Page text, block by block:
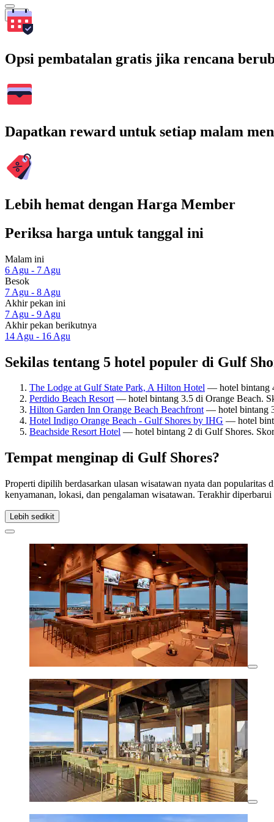
Cari
Opsi pembatalan gratis jika rencana
Dapatkan reward untuk setiap malam
Lebih hemat dengan Harga Member
Periksa harga untuk tanggal ini
Malam ini
6 Agu - 7 Agu
Besok
7 Agu - 8 Agu
Akhir pekan ini
7 Agu - 9 Agu
Akhir pekan berikutnya
14 Agu - 16 Agu
Sekilas tentang 5 hotel populer di Gulf
The Lodge at Gulf State Park, A Hilton Hotel — hotel bintang
Perdido Beach Resort— hotel bintang 3.5 di Orange Beach.
Hilton Garden Inn Orange Beach Beachfront— hotel bintang
Hotel Indigo Orange Beach - Gulf Shores by IHG — hotel
Beachside Resort Hotel — hotel bintang 2 di Gulf Shores.
Tempat menginap di Gulf Shores?
Properti dipilih berdasarkan ulasan wisatawan nyata dan
kenyamanan, lokasi, dan pengalaman wisatawan. Terakhir
Lebih sedikit